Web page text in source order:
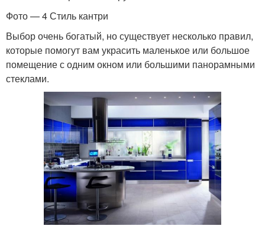
Фото — 4 Стиль кантри
Выбор очень богатый, но существует несколько правил,
которые помогут вам украсить маленькое или большое
помещение с одним окном или большими панорамными
стеклами.